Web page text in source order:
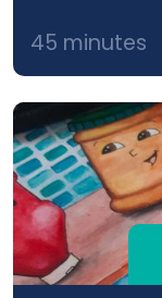
45 minutes